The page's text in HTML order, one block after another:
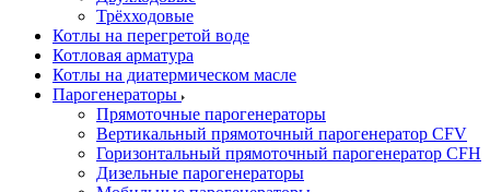
Трёхходовые
Котлы на перегретой воде
Котловая арматура
Котлы на диатермическом масле
Парогенераторы
Прямоточные парогенераторы
Вертикальный прямоточный парогенератор CFV
Горизонтальный прямоточный парогенератор CFH
Дизельные парогенераторы